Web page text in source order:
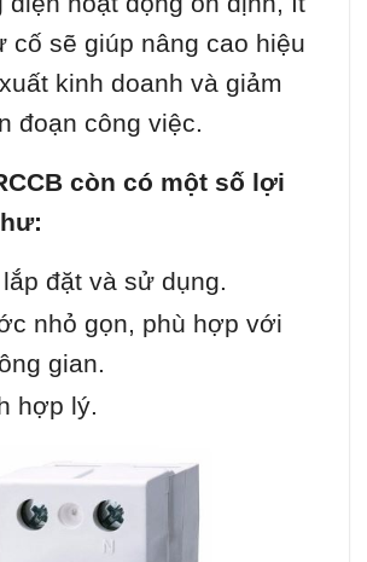
cố sẽ giúp nâng cao hiệu
kinh doanh và giảm
đoạn công việc.
còn có một số lợi
đặt và sử dụng.
nhỏ gọn, phù hợp với
gian.
hợp lý.